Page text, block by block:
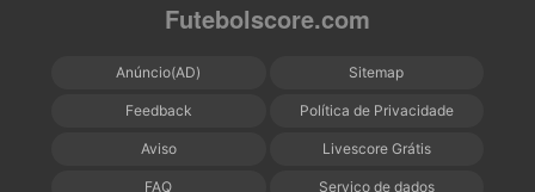
Futebolscore.com
Anúncio(AD) Sitemap
Feedback Política de Privacidade
Aviso Livescore Grátis
FAQ Serviço de dados